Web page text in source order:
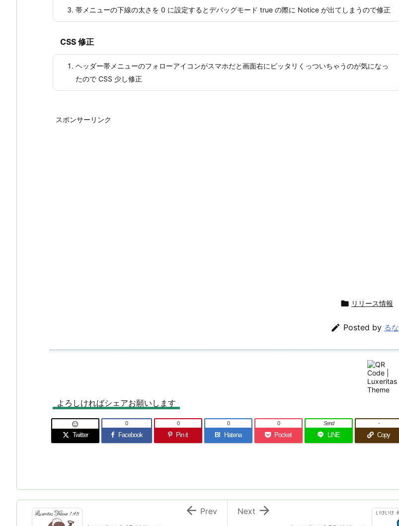
帯メニューの下線の太さを 0 に設定するとデバッグモード true の際に Notice が出てしまうので修正
CSS 修正
ヘッダー帯メニューのフォローアイコンがスマホだと画面右にピッタリくっついちゃうのが気になっ
たので CSS 少し修正
スポンサーリンク
 リリース情報
 Posted by るな
よろしければシェアお願いします
Twitter

Facebook
0
Pin it
0
B! Hatena
0
Pocket
0
LINE
Send
Copy
-

Next
 Prev